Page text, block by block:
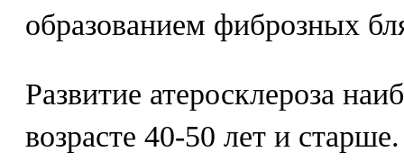
образованием фиброзных
Развитие атеросклероза
возрасте 40-50 лет и